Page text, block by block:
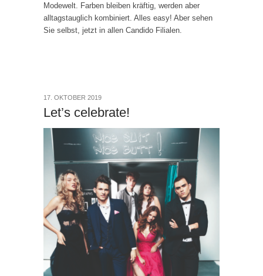
Modewelt. Farben bleiben kräftig, werden aber
alltagstauglich kombiniert. Alles easy! Aber sehen
Sie selbst, jetzt in allen Candido Filialen.
Let’s celebrate!
17. OKTOBER 2019